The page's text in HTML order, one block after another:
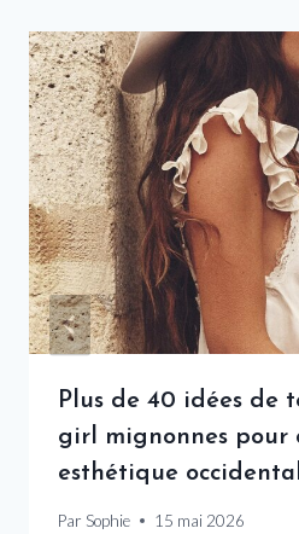
Plus de 40 idées de
girl mignonnes pour
esthétique
Par Sophie 15 mai 2026